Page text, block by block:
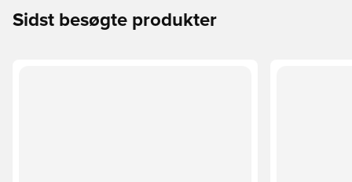
Sidst besøgte produkter